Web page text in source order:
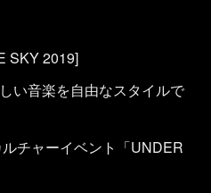
SKY 2019]
い音楽を自由なスタイルで
チャーイベント「UNDER